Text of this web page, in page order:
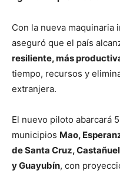
Con la nueva maquinaria
aseguró que el país
resiliente, más
tiempo, recursos y
extranjera.
El nuevo piloto abarcará
municipios Mao,
de Santa Cruz,
y Guayubín, con